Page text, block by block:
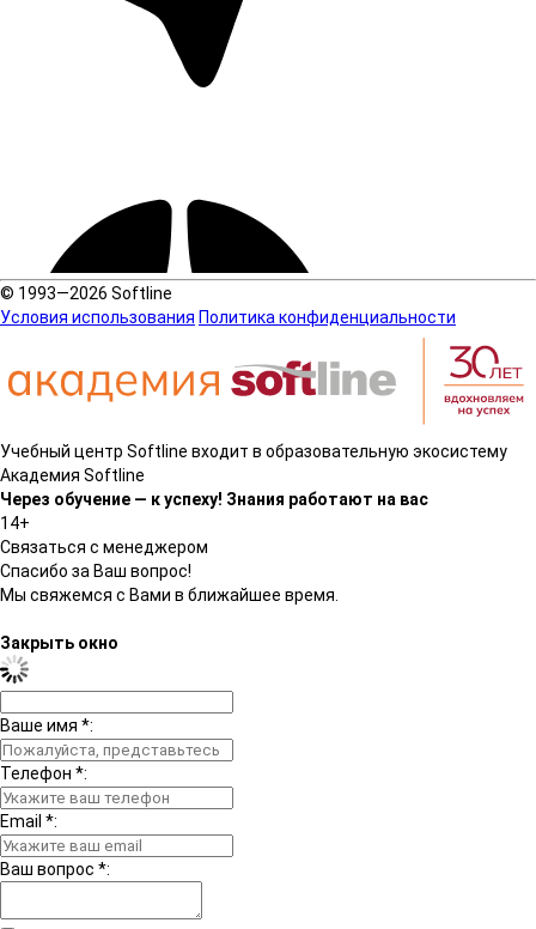
© 1993—2026 Softline
Условия использования Политика конфиденциальности
Учебный центр Softline входит в образовательную экосистему
Академия Softline
Через обучение — к успеху! Знания работают на вас
14+
Связаться с менеджером
Спасибо за Ваш вопрос!
Мы свяжемся с Вами в ближайшее время.
Закрыть окно
Ваше имя *:
Телефон *:
Email *:
Ваш вопрос *: